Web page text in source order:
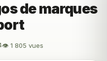
de marques
👁 1 805 vues